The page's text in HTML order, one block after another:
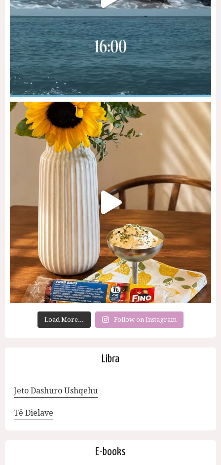
Load More... Follow on Instagram
Libra
Jeto Dashuro Ushqehu
Të Dielave
E-books